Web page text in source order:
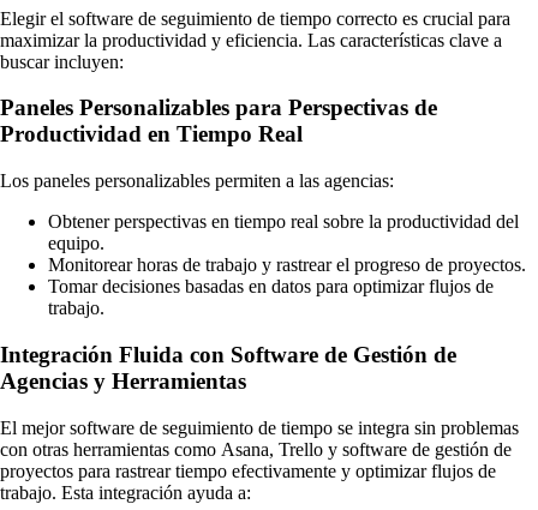
Elegir el software de seguimiento de tiempo correcto es crucial para
maximizar la productividad y eficiencia. Las características clave a
buscar incluyen:
Paneles Personalizables para Perspectivas de
Productividad en Tiempo Real
Los paneles personalizables permiten a las agencias:
Obtener perspectivas en tiempo real sobre la productividad del
equipo.
Monitorear horas de trabajo y rastrear el progreso de proyectos.
Tomar decisiones basadas en datos para optimizar flujos de
trabajo.
Integración Fluida con Software de Gestión de
Agencias y Herramientas
El mejor software de seguimiento de tiempo se integra sin problemas
con otras herramientas como Asana, Trello y software de gestión de
proyectos para rastrear tiempo efectivamente y optimizar flujos de
trabajo. Esta integración ayuda a: